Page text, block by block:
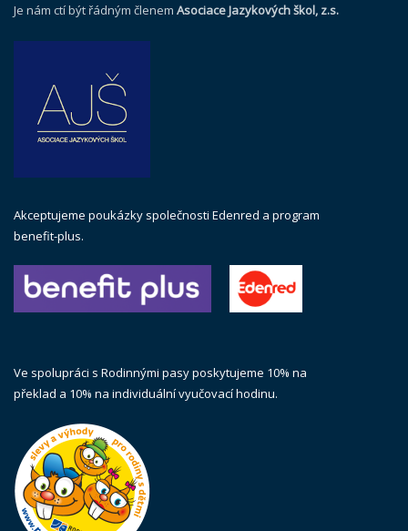
Je nám ctí být řádným členem Asociace Jazykových škol, z.s.
Akceptujeme poukázky společnosti Edenred a program
benefit-plus.
Ve spolupráci s Rodinnými pasy poskytujeme 10% na
překlad a 10% na individuální vyučovací hodinu.